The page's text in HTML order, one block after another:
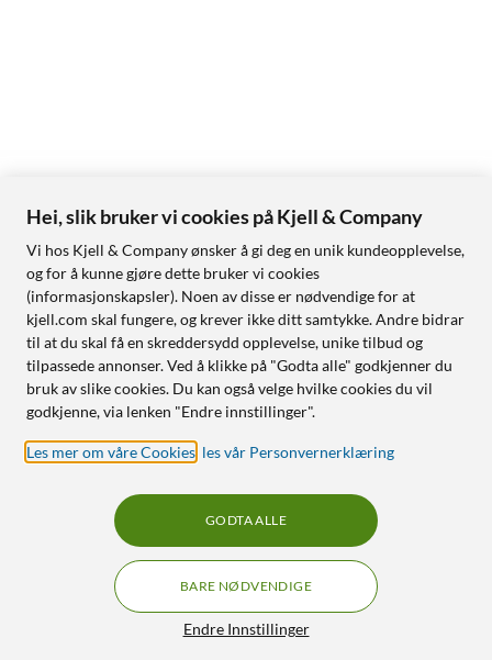
Hei, slik bruker vi cookies på Kjell & Company
Vi hos Kjell & Company ønsker å gi deg en unik kundeopplevelse,
og for å kunne gjøre dette bruker vi cookies
(informasjonskapsler). Noen av disse er nødvendige for at
kjell.com skal fungere, og krever ikke ditt samtykke. Andre bidrar
til at du skal få en skreddersydd opplevelse, unike tilbud og
tilpassede annonser. Ved å klikke på "Godta alle" godkjenner du
bruk av slike cookies. Du kan også velge hvilke cookies du vil
godkjenne, via lenken "Endre innstillinger".
Les mer om våre Cookies les vår Personvernerklæring
Endre Innstillinger
BARE NØDVENDIGE
GODTA ALLE